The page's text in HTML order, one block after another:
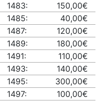
1483:
150,00€
1485:
40,00€
1487:
120,00€
1489:
180,00€
1491:
110,00€
1493:
140,00€
1495:
300,00€
1497:
100,00€